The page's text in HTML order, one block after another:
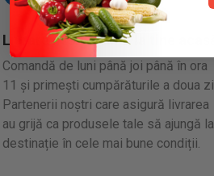
Livrare în siguranță la tine acasă
Comandă de luni până joi până în ora
11 și primești cumpărăturile a doua zi.
Partenerii noștri care asigură livrarea
au grijă ca produsele tale să ajungă la
destinație în cele mai bune condiții.